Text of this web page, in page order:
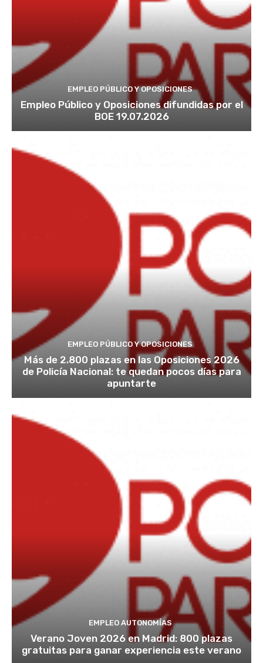
EMPLEO PÚBLICO Y OPOSICIONES
Empleo Público y Oposiciones difundidas por el
BOE 19.07.2026
EMPLEO PÚBLICO Y OPOSICIONES
Más de 2.800 plazas en las Oposiciones 2026
de Policía Nacional: te quedan pocos días para
apuntarte
EMPLEO AUTONOMÍAS
Verano Joven 2026 en Madrid: 800 plazas
gratuitas para ganar experiencia este verano